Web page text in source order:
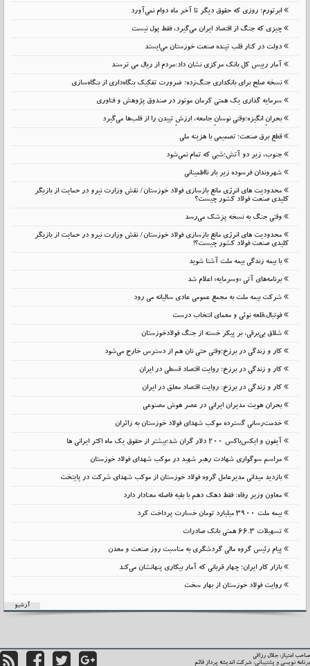
ابرتورم؛ روزی که حقوق دیگر تا آخر ماه دوام نمی‌آورد
چیزی که جنگ از اقتصاد ایران می‌گیرد، فقط پول نیست
دولت در کنار قلب تپنده صنعت خوزستان می‌ایستد
آمار رییس کل بانک مرکزی نشان داد:مردم از ریال می ترسند
نسخه صلح برای بانکداری جنگ‌زده؛ ضرورت تفکیک بنگاه‌داری از بنگاه‌سازی
سرمایه گذاری یک همتی کرمان موتور در صندوق پژوهش و فناوری
بحرانِ انگیزه؛وقتی نوسانِ جامعه، ارزشِ تپیدن را از قلب‌ها می‌گیرد
قطع برق صنعت؛ تصمیمی با هزینه ملی
جنوب، زیر دو آتش؛شبی که تمام نمی‌شود
شهروندان فرسوده زیر بار نااطمینانی
محدودیت های انرژی مانع بازسازی فولاد خوزستان/ نقش وزارت نیرو در حمایت از بازیگر
کلیدی صنعت فولاد کشور چیست؟
وقتی جنگ به نسخه پزشک می‌رسد
محدودیت های انرژی مانع بازسازی فولاد خوزستان/ نقش وزارت نیرو در حمایت از بازیگر
کلیدی صنعت فولاد کشور چیست؟!
با بیمه زندگی بیمه ملت آشنا شوید
برنامه‌های آتی «وسرمایه» اعلام شد
شرکت بیمه ملت به مجمع عمومی عادی سالیانه می رود
فوتبال،قلعه نوئی و معمای انتخاب درست
شلاق‌ بی‌برقی، بر پیکر خسته‌ از جنگ فولادخوزستان
کار و زندگی در برزخ؛وقتی حتی نان هم از دسترس خارج می‌شود
کار و زندگی در برزخ؛ روایت اقتصاد قسطی در ایران
کار و زندگی در برزخ: روایت اقتصاد معلق در ایران
بحران هویت مدیران ایرانی در عصر هوش مصنوعی
خدمت‌رسانی گسترده موکب شهدای فولاد خوزستان به زائران
آیفون و ایکس‌باکس ۲۰۰ دلار گران شد؛بیشتر از حقوق یک ماه اکثر ایرانی ها
مراسم سوگواری شهادت رهبر شهید در موکب شهدای فولاد خوزستان
بازدید میدانی مدیرعامل گروه فولاد خوزستان از موکب شهدای شرکت در پایتخت
معاون وزیر رفاه: فقط دهک دهم با بقیه فاصله معنادار دارد
بیمه ملت 3900 میلیارد تومان خسارت پرداخت کرد
تسهیلات 66.3 همتی بانک صادرات
پیام رئیس گروه مالی گردشگری به مناسبت روز صنعت و معدن
بازار کار ایران؛ چهار قربانی که آمار بیکاری پنهانشان می‌کند
روایت فولاد خوزستان از بهار سخت
آرشیو
امتیاز: جلال رزاقی
نویسی و پشتیبانی: شرکت اندیشه پرداز قائم